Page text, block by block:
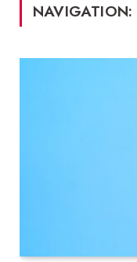
NAVIGATION: